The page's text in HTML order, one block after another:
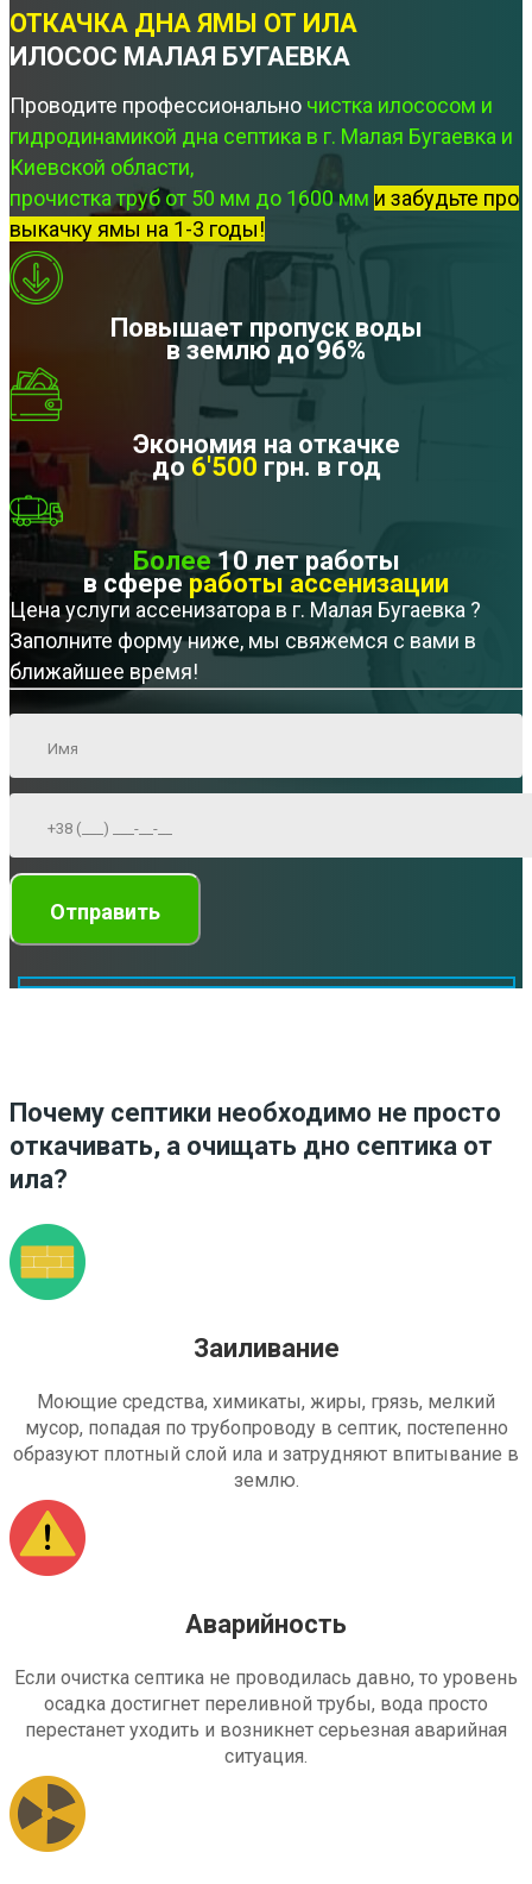
ОТКАЧКА ДНА ЯМЫ ОТ ИЛА
ИЛОСОС МАЛАЯ БУГАЕВКА
Проводите профессионально чистка илососом и
гидродинамикой дна септика в г. Малая Бугаевка и
Киевской области,
прочистка труб от 50 мм до 1600 мм и забудьте про
выкачку ямы на 1-3 годы!
Повышает пропуск воды
в землю до 96%
Экономия на откачке
до 6'500 грн. в год
Более10 лет работы
в сфере работы ассенизации
Цена услуги ассенизатора в г. Малая Бугаевка ?
Заполните форму ниже, мы свяжемся с вами в
ближайшее время!
Почему септики необходимо не просто
откачивать, а очищать дно септика от
ила?
Заиливание
Моющие средства, химикаты, жиры, грязь, мелкий
мусор, попадая по трубопроводу в септик, постепенно
образуют плотный слой ила и затрудняют впитывание в
землю.
Аварийность
Если очистка септика не проводилась давно, то уровень
осадка достигнет переливной трубы, вода просто
перестанет уходить и возникнет серьезная аварийная
ситуация.